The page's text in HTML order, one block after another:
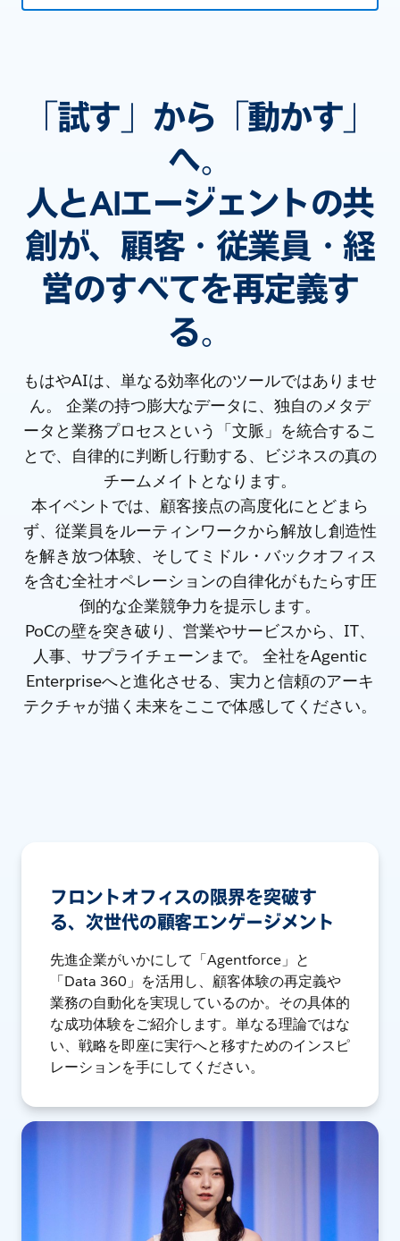
「試す」から「動かす」
へ。
人とAIエージェントの共
創が、顧客・従業員・経
営のすべてを再定義す
る。
もはやAIは、単なる効率化のツールではありませ
ん。 企業の持つ膨大なデータに、独自のメタデ
ータと業務プロセスという「文脈」を統合するこ
とで、自律的に判断し行動する、ビジネスの真の
チームメイトとなります。
本イベントでは、顧客接点の高度化にとどまら
ず、従業員をルーティンワークから解放し創造性
を解き放つ体験、そしてミドル・バックオフィス
を含む全社オペレーションの自律化がもたらす圧
倒的な企業競争力を提示します。
PoCの壁を突き破り、営業やサービスから、IT、
人事、サプライチェーンまで。 全社をAgentic
Enterpriseへと進化させる、実力と信頼のアーキ
テクチャが描く未来をここで体感してください。
フロントオフィスの限界を突破す
る、次世代の顧客エンゲージメント
先進企業がいかにして「Agentforce」と
「Data 360」を活用し、顧客体験の再定義や
業務の自動化を実現しているのか。その具体的
な成功体験をご紹介します。単なる理論ではな
い、戦略を即座に実行へと移すためのインスピ
レーションを手にしてください。